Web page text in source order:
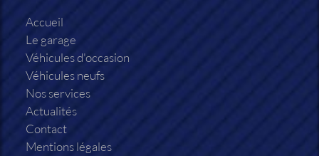
Accueil
Le garage
Véhicules d'occasion
Véhicules neufs
Nos services
Actualités
Contact
Mentions légales